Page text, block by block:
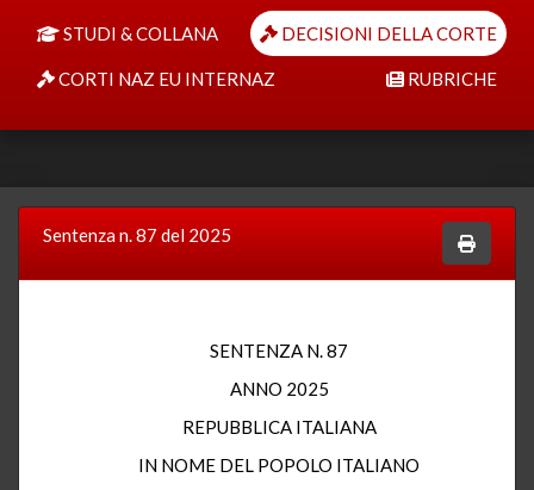
STUDI & COLLANA DECISIONI DELLA CORTE
CORTI NAZ EU INTERNAZ RUBRICHE
Sentenza n. 87 del 2025
SENTENZA N. 87
ANNO 2025
REPUBBLICA ITALIANA
IN NOME DEL POPOLO ITALIANO